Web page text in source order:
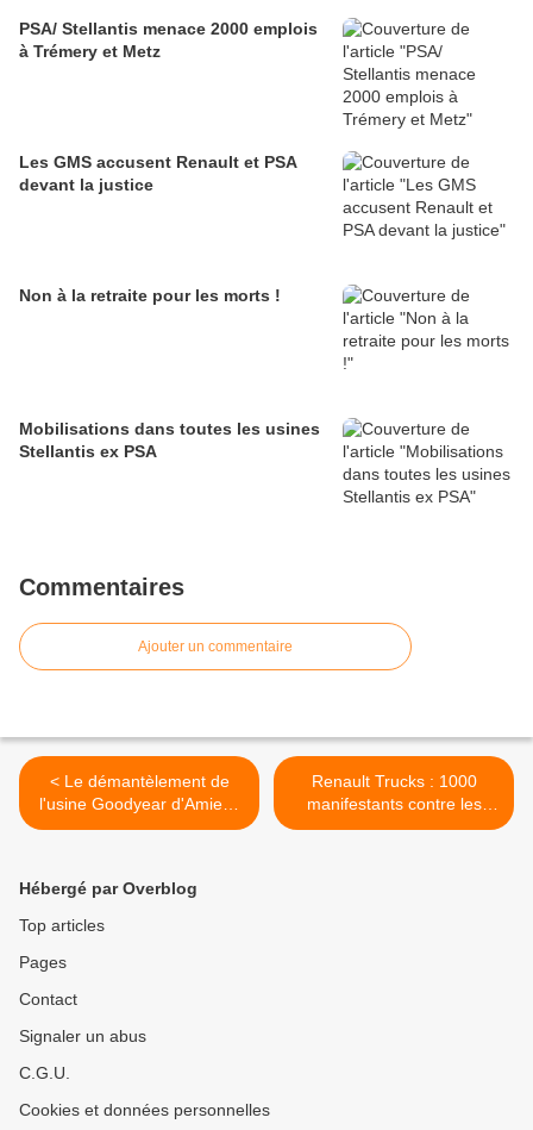
PSA/ Stellantis menace 2000 emplois
à Trémery et Metz
Les GMS accusent Renault et PSA
devant la justice
Non à la retraite pour les morts !
Mobilisations dans toutes les usines
Stellantis ex PSA
Commentaires
Ajouter un commentaire
< Le démantèlement de
l'usine Goodyear d'Amiens
Nord suspendu par la
Renault Trucks : 1000
manifestants contre les
suppressions d'emploi >
Hébergé par Overblog
Top articles
Pages
Contact
Signaler un abus
C.G.U.
Cookies et données personnelles